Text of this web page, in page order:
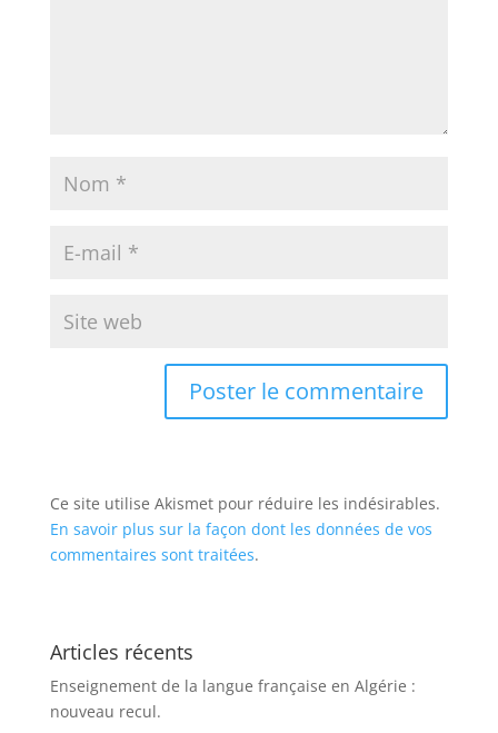
Ce site utilise Akismet pour réduire les indésirables.
En savoir plus sur la façon dont les données de vos
commentaires sont traitées.
Articles récents
Enseignement de la langue française en Algérie :
nouveau recul.